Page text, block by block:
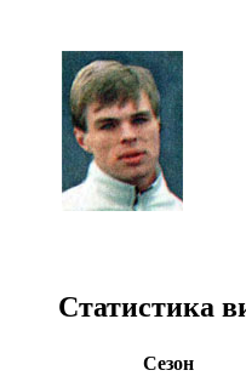
Статистика
Сезон